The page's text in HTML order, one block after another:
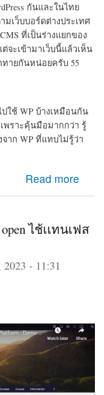
กันและในไทย
มเว็บบอร์ดต่างประเทศ
ที่เป็นร่างแยกของ
จะเข้ามาเว็บนี้แล้วเห็น
ทายกันหน่อยครับ 55
ใช้ WP บ้างเหมือนกัน
เพราะคุ้นมือมากกว่า รู้
จาก WP ที่แทบไม่รู้ว่า
Read more
ไช้เเทนเฟส
- 11:31